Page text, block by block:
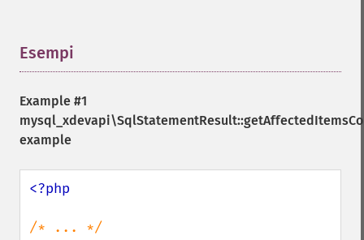
Esempi
Example #1
example
<?php
/* ... */